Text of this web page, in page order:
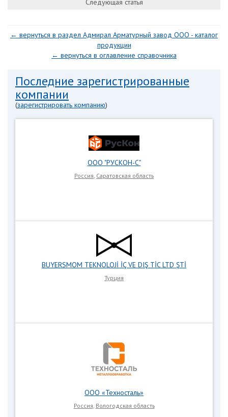
Следующая статья
← вернуться в раздел Адмирал Арматурный завод ООО - каталог
продукции
← вернуться в оглавление справочника
Последние зарегистрированные
компании
(зарегистрировать компанию)
ООО "РУСКОН-С"
Россия, Саратовская область
BUYERSMOM TEKNOLOJİ İÇ VE DIŞ TİC LTD ŞTİ
Турция
ООО «Техносталь»
Россия, Вологодская область